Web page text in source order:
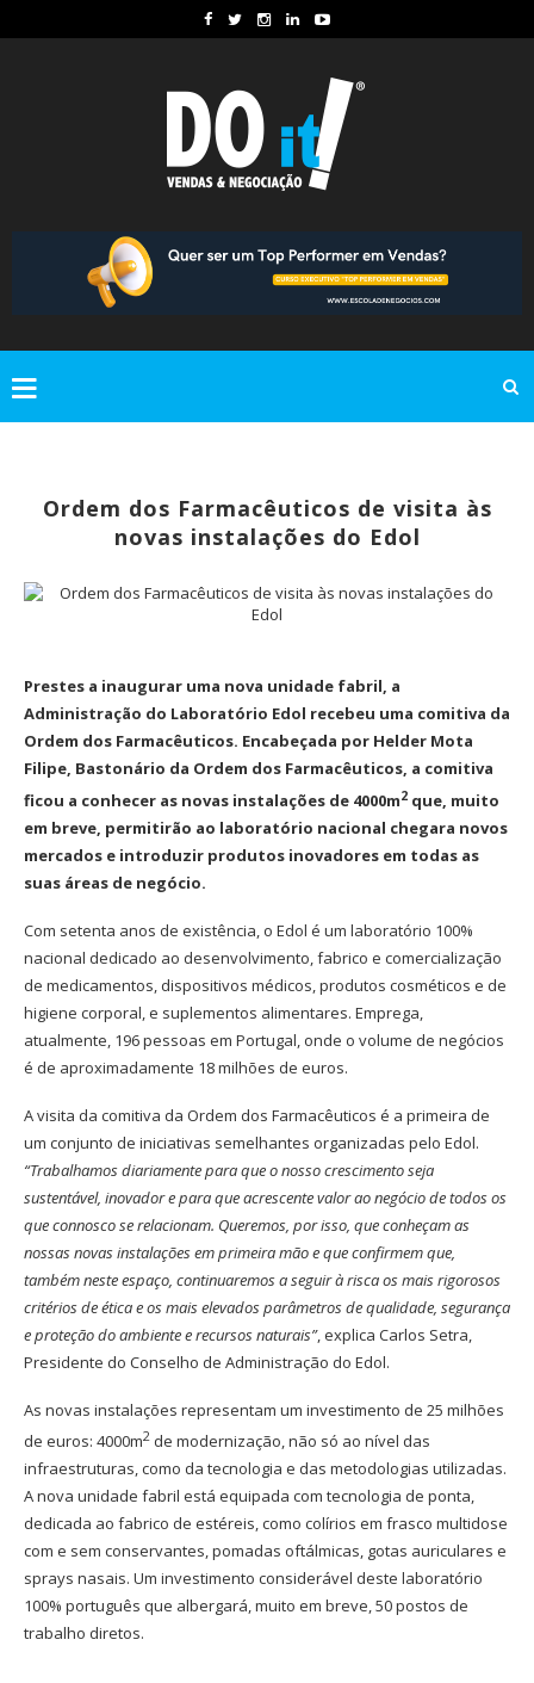
Ordem dos Farmacêuticos de visita às
novas instalações do Edol
Prestes a inaugurar uma nova unidade fabril, a
Administração do Laboratório Edol recebeu uma comitiva da
Ordem dos Farmacêuticos. Encabeçada por Helder Mota
Filipe, Bastonário da Ordem dos Farmacêuticos, a comitiva
ficou a conhecer as novas instalações de 4000m2 que, muito
em breve, permitirão ao laboratório nacional chegara novos
mercados e introduzir produtos inovadores em todas as
suas áreas de negócio.
Com setenta anos de existência, o Edol é um laboratório 100%
nacional dedicado ao desenvolvimento, fabrico e comercialização
de medicamentos, dispositivos médicos, produtos cosméticos e de
higiene corporal, e suplementos alimentares. Emprega,
atualmente, 196 pessoas em Portugal, onde o volume de negócios
é de aproximadamente 18 milhões de euros.
A visita da comitiva da Ordem dos Farmacêuticos é a primeira de
um conjunto de iniciativas semelhantes organizadas pelo Edol.
“Trabalhamos diariamente para que o nosso crescimento seja
sustentável, inovador e para que acrescente valor ao negócio de todos os
que connosco se relacionam. Queremos, por isso, que conheçam as
nossas novas instalações em primeira mão e que confirmem que,
também neste espaço, continuaremos a seguir à risca os mais rigorosos
critérios de ética e os mais elevados parâmetros de qualidade, segurança
e proteção do ambiente e recursos naturais”, explica Carlos Setra,
Presidente do Conselho de Administração do Edol.
As novas instalações representam um investimento de 25 milhões
de euros: 4000m2 de modernização, não só ao nível das
infraestruturas, como da tecnologia e das metodologias utilizadas.
A nova unidade fabril está equipada com tecnologia de ponta,
dedicada ao fabrico de estéreis, como colírios em frasco multidose
com e sem conservantes, pomadas oftálmicas, gotas auriculares e
sprays nasais. Um investimento considerável deste laboratório
100% português que albergará, muito em breve, 50 postos de
trabalho diretos.